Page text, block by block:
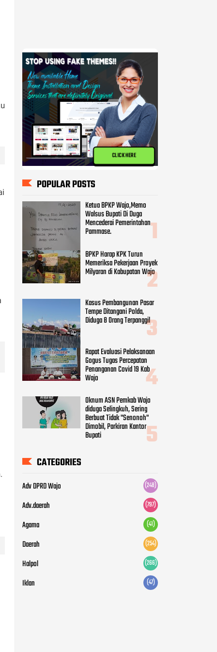
CLICK HERE
POPULAR POSTS
Ketua BPKP Wajo,Memo
Walsus Bupati Di Duga
Mencederai Pemerintahan
Pammase.
BPKP Harap KPK Turun
Memeriksa Pekerjaan Proyek
Milyaran di Kabupatan Wajo
Kasus Pembangunan Pasar
Tempe Ditangani Polda,
Diduga 8 Orang Terpanggil
Rapat Evaluasi Pelaksanaan
Gogus Tugas Percepatan
Penanganan Covid 19 Kab
Wajo
Oknum ASN Pemkab Wajo
diduga Selingkuh, Sering
Berbuat Tidak "Senonoh"
Dimobil, Parkiran Kantor
Bupati
CATEGORIES
Adv DPRD Wajo (248)
Adv.daerah (797)
Agama (41)
Daerah (254)
Halpol (266)
Iklan (47)